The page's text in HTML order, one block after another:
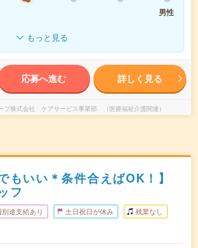
男性
もっと見る
応募へ進む 詳しく見る
プ株式会社 ケアサービス事業部 （医療福祉介護関連）
もいい＊条件合えばOK！】
フ
別途支給あり 土日祝日が休み 残業なし